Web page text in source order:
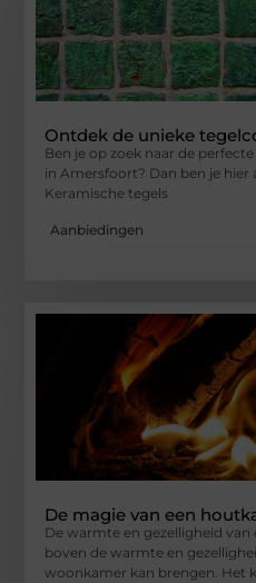
Ontdek de unieke
Ben je op zoek naar de
in Amersfoort? Dan ben je hier
Keramische tegels
Aanbiedingen
De magie van een
De warmte en gezelligheid
boven de warmte en
woonkamer kan brengen. Het